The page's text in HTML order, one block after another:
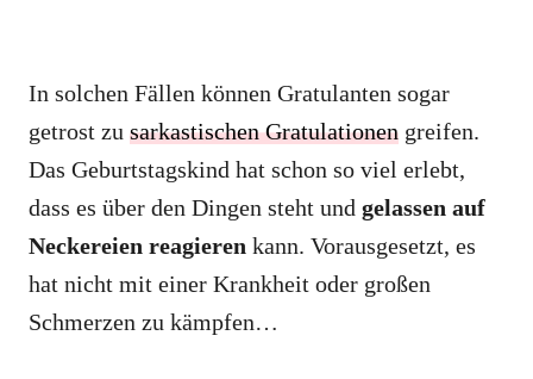
In solchen Fällen können Gratulanten sogar
getrost zu sarkastischen Gratulationen greifen.
Das Geburtstagskind hat schon so viel erlebt,
dass es über den Dingen steht und gelassen auf
Neckereien reagieren kann. Vorausgesetzt, es
hat nicht mit einer Krankheit oder großen
Schmerzen zu kämpfen…